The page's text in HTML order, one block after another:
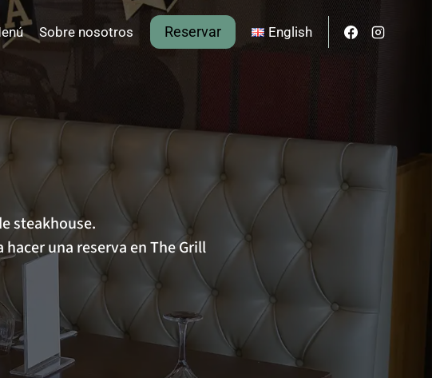
Sobre nosotros Reservar English
steakhouse.
una reserva en The Grill